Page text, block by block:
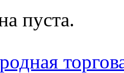
пуста.